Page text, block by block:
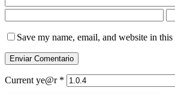
Save my name, email, and website in
Current ye@r *